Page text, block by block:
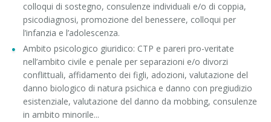
colloqui di sostegno, consulenze individuali e/o di coppia,
psicodiagnosi, promozione del benessere, colloqui per
l’infanzia e l’adolescenza.
Ambito psicologico giuridico: CTP e pareri pro-veritate
nell’ambito civile e penale per separazioni e/o divorzi
conflittuali, affidamento dei figli, adozioni, valutazione del
danno biologico di natura psichica e danno con pregiudizio
esistenziale, valutazione del danno da mobbing, consulenze
in ambito minorile...